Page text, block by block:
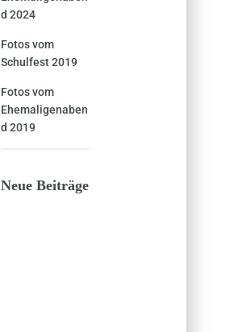
d 2024
Fotos vom
Schulfest 2019
Fotos vom
Ehemaligenaben
d 2019
Neue Beiträge